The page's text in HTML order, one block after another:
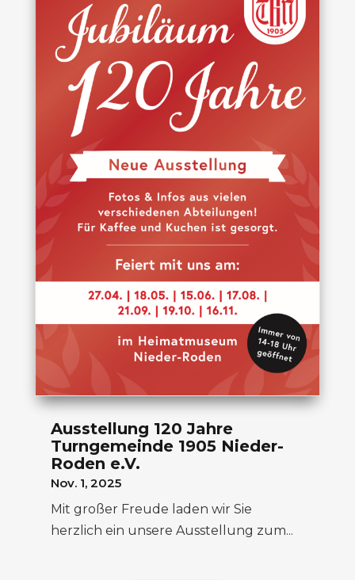
Ausstellung 120 Jahre
Turngemeinde 1905 Nieder-
Roden e.V.
Nov. 1, 2025
Mit großer Freude laden wir Sie
herzlich ein unsere Ausstellung zum...